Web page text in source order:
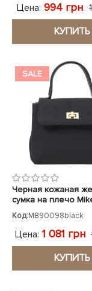
Цена: 994 грн
КУПИТЬ
SALE
Черная кожаная
сумка на плечо
Код:MB90098black
Цена: 1 081 грн
КУПИТЬ